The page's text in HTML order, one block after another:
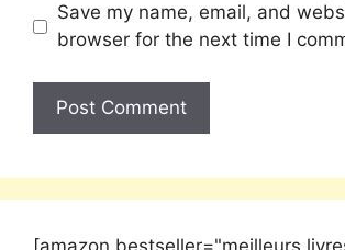
Save my name, email, and
browser for the next time I
[amazon bestseller="meilleurs